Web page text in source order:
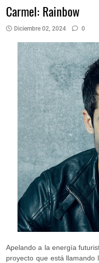
Carmel: Rainbow
Diciembre 02, 2024 0
Apelando a la energía
proyecto que está